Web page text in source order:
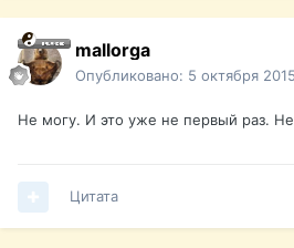
mallorga
Опубликовано: 5 октября 2015
Не могу. И это уже не первый раз. Не
Цитата